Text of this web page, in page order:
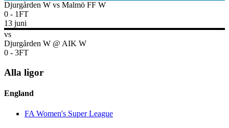
Djurgården W vs Malmö FF W
0 - 1FT
13 juni
vs
Djurgården W @ AIK W
0 - 3FT
Alla ligor
England
FA Women's Super League